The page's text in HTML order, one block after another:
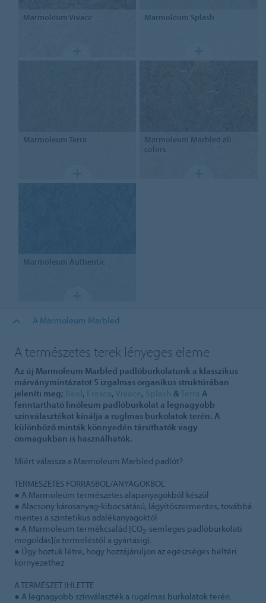
MarmoleumVivace Marmoleum Splash
MarmoleumTerra Marmoleum Marbled all
colors
Marmoleum Authentic
A Marmoleum Marbled
A természetes terek lényeges eleme
Az új Marmoleum Marbled padlóburkolatunk a klasszikus
márványmintázatot 5 izgalmas organikus struktúrában
jeleníti meg;
, , , &
A
fenntartható linóleum padlóburkolat a legnagyobb
színválasztékot kínálja a ruglmas burkolatok terén. A
különböző minták könnyedén társíthatók vagy
önmagukban is használhatók.
Miért válassza a Marmoleum Marbled padlót?
TERMÉSZETES FORRÁSBÓL/ANYAGOKBÓL
● A Marmoleum természetes alapanyagokból készül
● Alacsony károsanyag-kibocsátású, lágyítószermentes, továbbá
mentes a szintetikus adalékanyagoktól
● A Marmoleum termékcsalád [CO2-semleges padlóburkolati
megoldás](a termeléstől a gyártásig).
● Úgy hoztuk létre, hogy hozzájáruljon az egészséges beltéri
környezethez
A TERMÉSZET IHLETTE
● A legnagyobb színválaszték a rugalmas burkolatok terén.